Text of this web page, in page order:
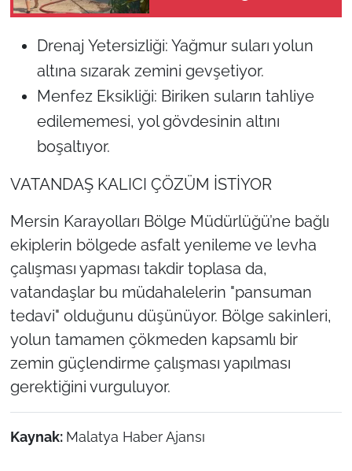
Drenaj Yetersizliği: Yağmur suları yolun
altına sızarak zemini gevşetiyor.
Menfez Eksikliği: Biriken suların tahliye
edilememesi, yol gövdesinin altını
boşaltıyor.
VATANDAŞ KALICI ÇÖZÜM İSTİYOR
Mersin Karayolları Bölge Müdürlüğü’ne bağlı
ekiplerin bölgede asfalt yenileme ve levha
çalışması yapması takdir toplasa da,
vatandaşlar bu müdahalelerin "pansuman
tedavi" olduğunu düşünüyor. Bölge sakinleri,
yolun tamamen çökmeden kapsamlı bir
zemin güçlendirme çalışması yapılması
gerektiğini vurguluyor.
Kaynak: Malatya Haber Ajansı